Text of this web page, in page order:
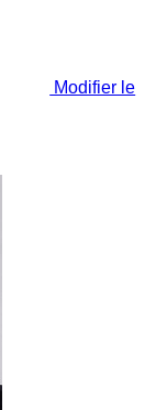
Modifier le